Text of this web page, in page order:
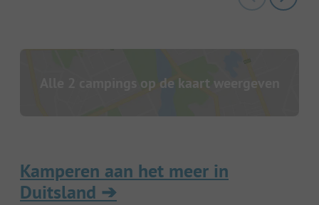
Alle 2 campings op de kaart weergeven
Kamperen aan het meer in
Duitsland ➔